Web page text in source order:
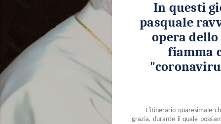
In questi
pasquale
opera
fiamma
L'itinerario quaresimale
grazia, durante il quale